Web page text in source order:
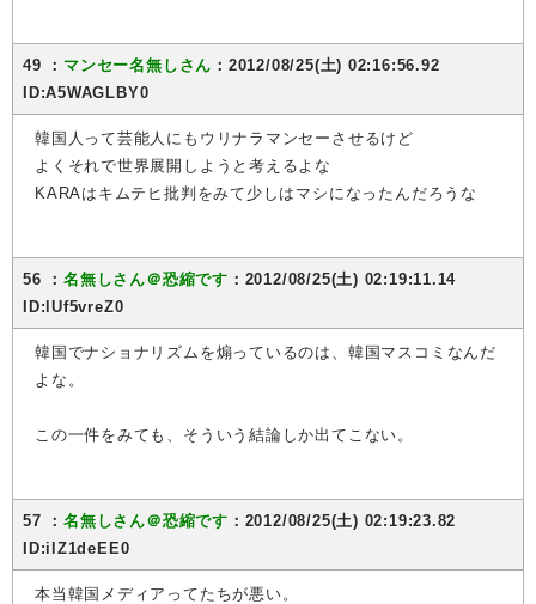
49 ： マンセー名無しさん ：2012/08/25(土) 02:16:56.92
ID:A5WAGLBY0
韓国人って芸能人にもウリナラマンセーさせるけど
よくそれで世界展開しようと考えるよな
KARAはキムテヒ批判をみて少しはマシになったんだろうな
56 ：名無しさん＠恐縮です ：2012/08/25(土) 02:19:11.14
ID:lUf5vreZ0
韓国でナショナリズムを煽っているのは、韓国マスコミなんだ
よな。
この一件をみても、そういう結論しか出てこない。
57 ：名無しさん＠恐縮です ：2012/08/25(土) 02:19:23.82
ID:ilZ1deEE0
本当韓国メディアってたちが悪い。